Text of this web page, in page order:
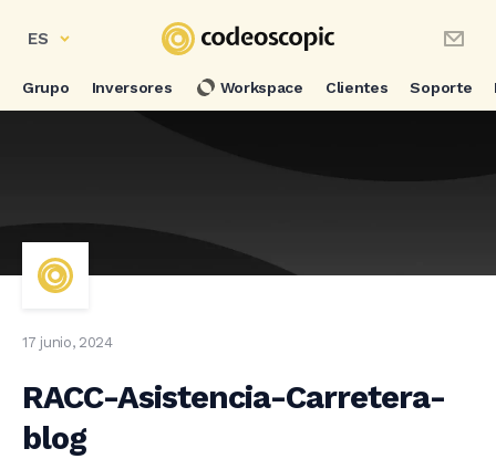
ES
Grupo Inversores Workspace Clientes Soporte
17 junio, 2024
RACC-Asistencia-Carretera-
blog